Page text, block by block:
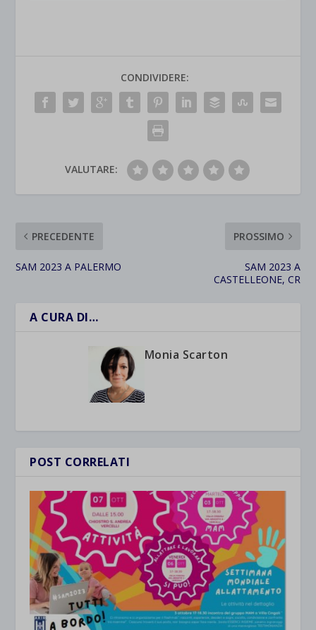
CONDIVIDERE:
VALUTARE:
PRECEDENTE
SAM 2023 A PALERMO
PROSSIMO
SAM 2023 A
CASTELLEONE, CR
A CURA DI…
Monia Scarton
POST CORRELATI